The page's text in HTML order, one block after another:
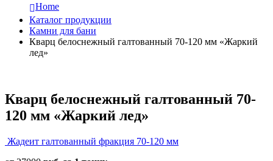
Home
Каталог продукции
Камни для бани
Кварц белоснежный галтованный 70-120 мм «Жаркий
лед»
Кварц белоснежный галтованный 70-
120 мм «Жаркий лед»
Жадеит галтованный фракция 70-120 мм